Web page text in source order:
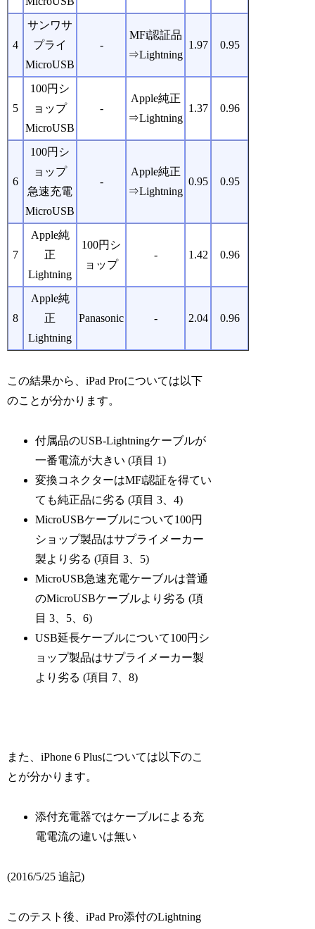
4
サンワサ
プライ
MicroUSB
-
MFi認証品
⇒Lightning
1.97 0.95
5
100円シ
ョップ
MicroUSB
-
Apple純正
⇒Lightning
1.37 0.96
6
100円シ
ョップ
急速充電
MicroUSB
-
Apple純正
⇒Lightning
0.95 0.95
7
Apple純
正
Lightning
100円シ
ョップ
- 1.42 0.96
8
Apple純
正
Lightning
Panasonic - 2.04 0.96
この結果から、iPad Proについては以下
のことが分かります。
付属品のUSB-Lightningケーブルが
一番電流が大きい (項目 1)
変換コネクターはMFi認証を得てい
ても純正品に劣る (項目 3、4)
MicroUSBケーブルについて100円
ショップ製品はサプライメーカー
製より劣る (項目 3、5)
MicroUSB急速充電ケーブルは普通
のMicroUSBケーブルより劣る (項
目 3、5、6)
USB延長ケーブルについて100円シ
ョップ製品はサプライメーカー製
より劣る (項目 7、8)
また、iPhone 6 Plusについては以下のこ
とが分かります。
添付充電器ではケーブルによる充
電電流の違いは無い
(2016/5/25 追記)
このテスト後、iPad Pro添付のLightning